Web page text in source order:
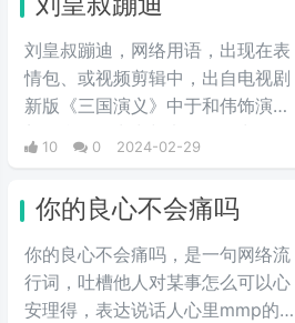
中，自然是盘算着何时送葬这位“友
人”，尽管夏亚也承认卡尔玛作为友
人不错，不过还是用计谋误导他陷
入被击落的境地，并且大笑。
刘皇叔蹦迪，网络用语，出现在表
情包、或视频剪辑中，出自电视剧
新版《三国演义》中于和伟饰演的
反差，鬼畜视频收到很多人的喜
爱，由于这个背景音乐很上头，引
起很多抖友跟风。
10 0 2024-02-29
你的良心不会痛吗
你的良心不会痛吗，是一句网络流
行词，吐槽他人对某事怎么可以心
安理得，表达说话人心里mmp的心